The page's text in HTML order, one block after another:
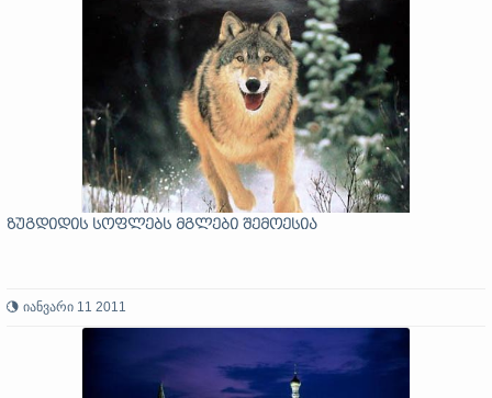
ზუგდიდის სოფლებს მგლები შემოესია
იანვარი 11 2011